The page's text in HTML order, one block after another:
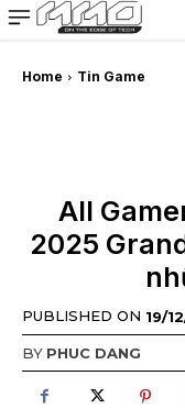
MMOSITE -
Bài viết nổi bật
Home Tin Game
All
2025
PUBLISHED ON 19/
BY PHUC DANG